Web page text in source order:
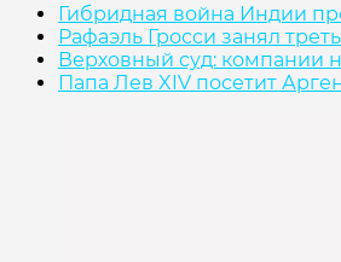
Гибридная война Индии
Рафаэль Гросси занял
Верховный суд: компании
Папа Лев XIV посетит